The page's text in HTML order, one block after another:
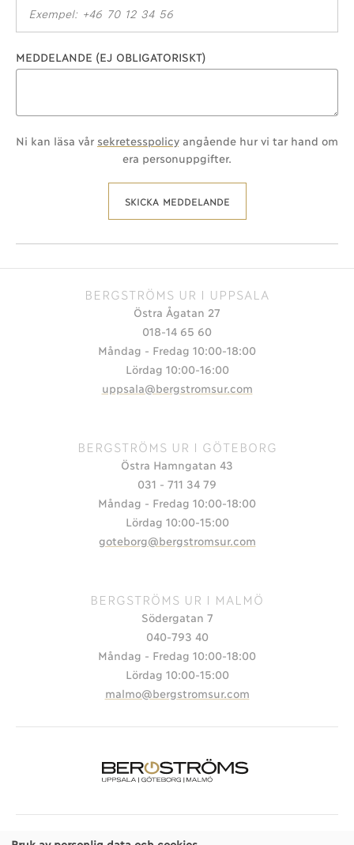
MEDDELANDE (EJ OBLIGATORISKT)
Ni kan läsa vår sekretesspolicyangående hur vi tar hand om
era personuppgifter.
SKICKA MEDDELANDE
BERGSTRÖMS UR I UPPSALA
Östra Ågatan 27
018-14 65 60
Måndag - Fredag 10:00-18:00
Lördag 10:00-16:00
uppsala@bergstromsur.com
BERGSTRÖMS UR I GÖTEBORG
Östra Hamngatan 43
031 - 711 34 79
Måndag - Fredag 10:00-18:00
Lördag 10:00-15:00
goteborg@bergstromsur.com
BERGSTRÖMS UR I MALMÖ
Södergatan 7
040-793 40
Måndag - Fredag 10:00-18:00
Lördag 10:00-15:00
malmo@bergstromsur.com